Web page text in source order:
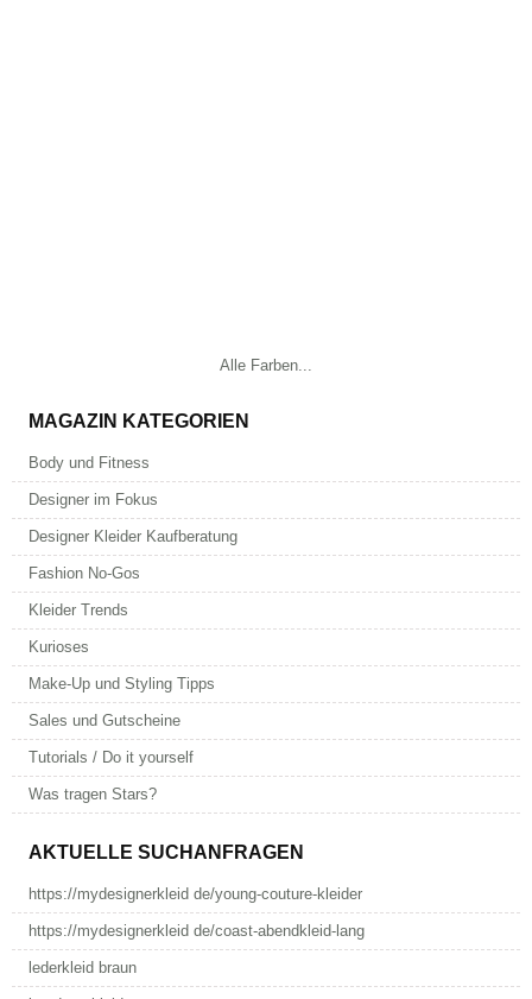
Alle Farben...
MAGAZIN KATEGORIEN
Body und Fitness
Designer im Fokus
Designer Kleider Kaufberatung
Fashion No-Gos
Kleider Trends
Kurioses
Make-Up und Styling Tipps
Sales und Gutscheine
Tutorials / Do it yourself
Was tragen Stars?
AKTUELLE SUCHANFRAGEN
https://mydesignerkleid de/young-couture-kleider
https://mydesignerkleid de/coast-abendkleid-lang
lederkleid braun